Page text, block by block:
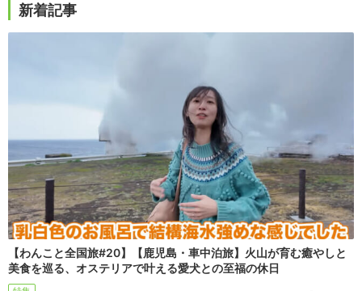
新着記事
【わんこと全国旅#20】【鹿児島・車中泊旅】火山が育む癒やしと
美食を巡る、オステリアで叶える愛犬との至福の休日